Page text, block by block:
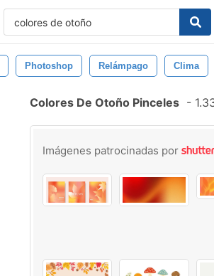
Photoshop Relámpago Clima
Colores De Otoño Pinceles -
Imágenes patrocinadas por